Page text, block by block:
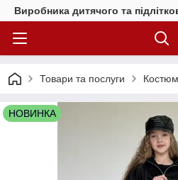
Виробника дитячого та
Товари та послуги
НОВИНКА